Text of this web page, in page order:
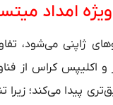
امداد
ژاپنی می‌شود،
اکلیپس کراس از
پیدا می‌کند؛